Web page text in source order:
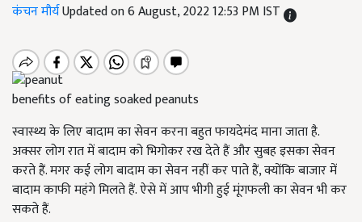
कंचन मौर्यUpdated on 6 August, 2022 12:53 PM IST
benefits of eating soaked peanuts
स्वास्थ्य के लिए बादाम का सेवन करना बहुत फायदेमंद माना जाता है.
अक्सर लोग रात में बादाम को भिगोकर रख देते हैं और सुबह इसका सेवन
करते हैं. मगर कई लोग बादाम का सेवन नहीं कर पाते हैं, क्योंकि बाजार में
बादाम काफी महंगे मिलते हैं. ऐसे में आप भीगी हुई मूंगफली का सेवन भी कर
सकते हैं.